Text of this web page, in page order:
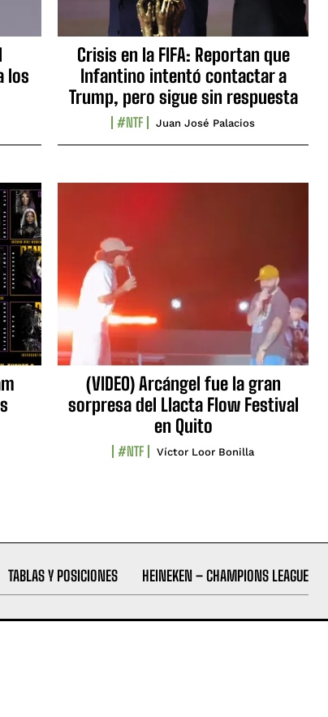
los
Crisis en la FIFA: Reportan que
Infantino intentó contactar a
Trump, pero sigue sin respuesta
#NTF Juan José Palacios
(VIDEO) Arcángel fue la gran
sorpresa del Llacta Flow Festival
en Quito
#NTF Víctor Loor Bonilla
TABLAS Y POSICIONES HEINEKEN – CHAMPIONS LEAGUE